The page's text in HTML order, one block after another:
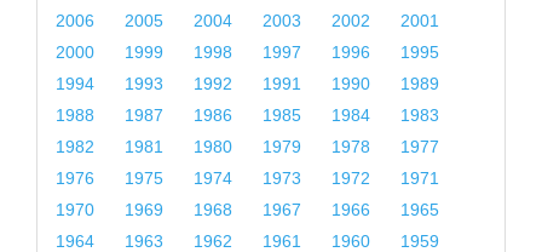
2006
2005 2004 2003 2002
2001
2000
1999 1998 1997 1996
1995
1994
1993 1992 1991 1990
1989
1988
1987 1986 1985 1984
1983
1982
1981 1980 1979 1978
1977
1976
1975 1974 1973 1972
1971
1970
1969 1968 1967 1966
1965
1964
1963 1962 1961 1960 1959